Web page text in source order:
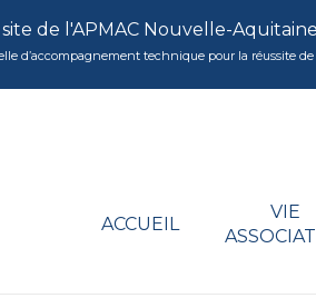
de l'APMAC Nouvelle-
d’accompagnement technique pour la réussite
ACCUEIL
VIE